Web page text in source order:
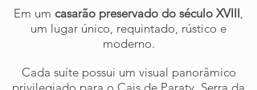
Em um casarão preservado do século XVIII,
um lugar único, requintado, rústico e
moderno.
Cada suíte possui um visual panorâmico